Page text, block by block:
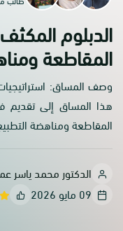
الدبلوم
المقاطعة
وصف المساق:
هذا المساق إلى تقديم
المقاطعة ومناهضة
الدكتور محمد ياسر
09 مايو 2026